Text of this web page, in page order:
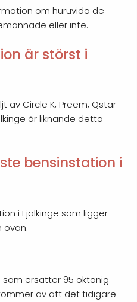
om huruvida de
eller inte.
är störst i
av Circle K, Preem, Qstar
är liknande detta
bensinstation i
i Fjälkinge som ligger
ovan.
som ersätter 95 oktanig
av att det tidigare